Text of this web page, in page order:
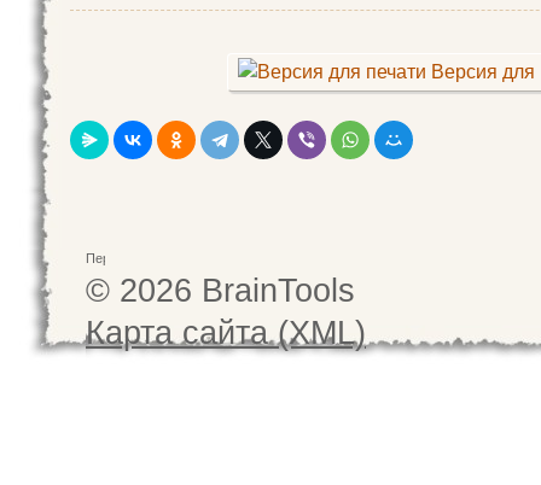
Версия для
© 2026 BrainTools
Карта сайта (XML)